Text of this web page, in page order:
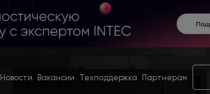
Новости Вакансии Техподдержка Партнерам